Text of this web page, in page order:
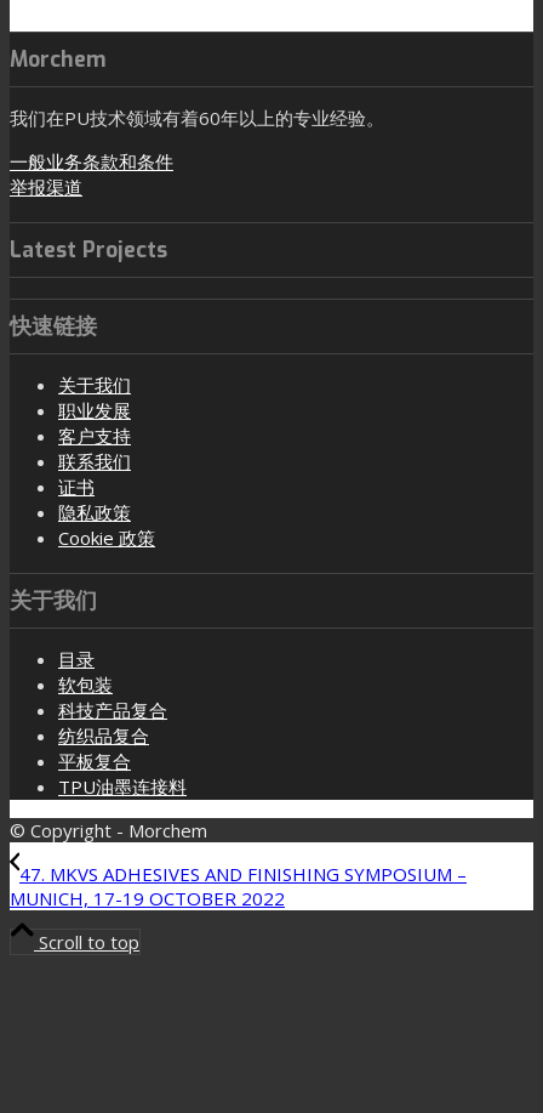
Morchem
我们在PU技术领域有着60年以上的专业经验。
一般业务条款和条件
举报渠道
Latest Projects
快速链接
关于我们
职业发展
客户支持
联系我们
证书
隐私政策
Cookie 政策
关于我们
目录
软包装
科技产品复合
纺织品复合
平板复合
TPU油墨连接料
© Copyright - Morchem
47. MKVS ADHESIVES AND FINISHING SYMPOSIUM –
MUNICH, 17-19 OCTOBER 2022
Scroll to top